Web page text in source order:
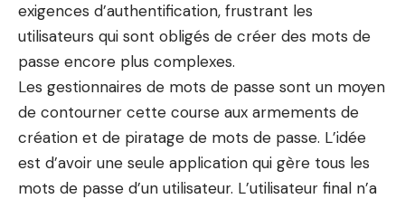
exigences d’authentification, frustrant les
utilisateurs qui sont obligés de créer des mots de
passe encore plus complexes.
Les gestionnaires de mots de passe sont un moyen
de contourner cette course aux armements de
création et de piratage de mots de passe. L’idée
est d’avoir une seule application qui gère tous les
mots de passe d’un utilisateur. L’utilisateur final n’a